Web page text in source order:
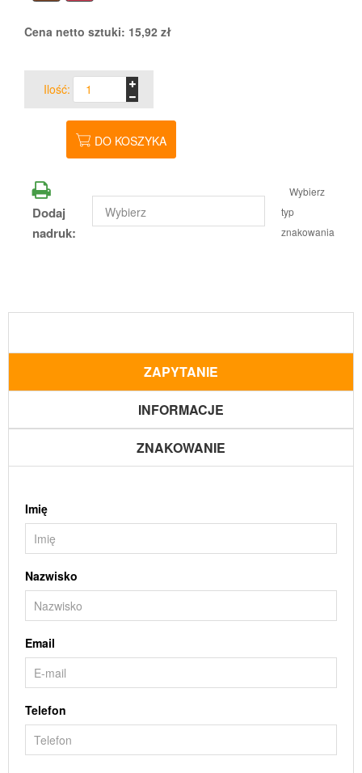
Cena netto sztuki: 15,92 zł
Ilość:
DO KOSZYKA
Dodaj
nadruk:
Wybierz
typ
znakowania
ZAPYTANIE
INFORMACJE
ZNAKOWANIE
Imię
Nazwisko
Email
Telefon